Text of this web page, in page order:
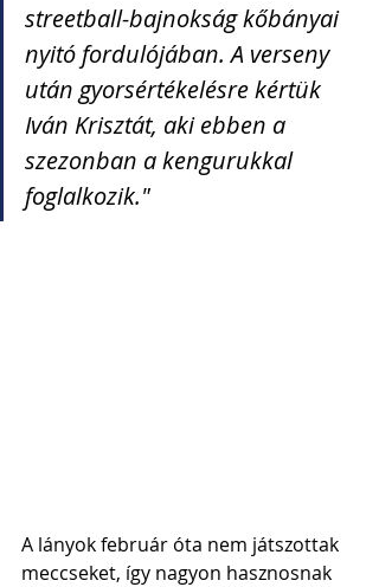
streetball-bajnokság kőbányai
nyitó fordulójában. A verseny
után gyorsértékelésre kértük
Iván Krisztát, aki ebben a
szezonban a kengurukkal
foglalkozik."
A lányok február óta nem játszottak
meccseket, így nagyon hasznosnak